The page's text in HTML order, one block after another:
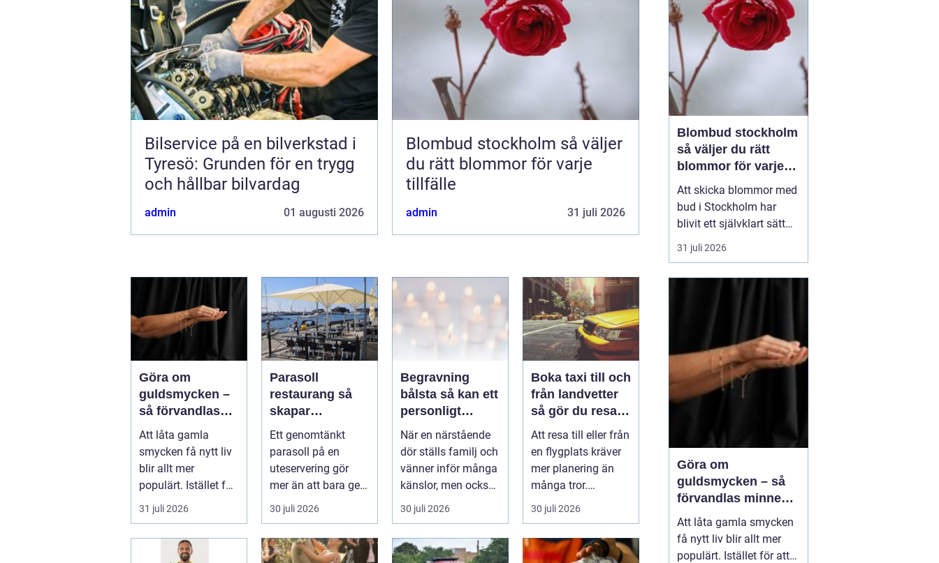
Bilservice på en bilverkstad i
Tyresö: Grunden för en trygg
och hållbar bilvardag
admin 01 augusti 2026
Blombud stockholm så väljer
du rätt blommor för varje
tillfälle
admin 31 juli 2026
Göra om
guldsmycken –
så förvandlas
minnen till nya
favoriter
Att låta gamla
smycken få nytt liv
blir allt mer
populärt. Istället för
a...
31 juli 2026
Parasoll
restaurang så
skapar
uteserveringen
rätt känsla året
runt
Ett genomtänkt
parasoll på en
uteservering gör
mer än att bara ge
skugga. Det
påverkar hur länge
gäs...
30 juli 2026
Begravning
bålsta så kan ett
personligt
avsked formas
När en närstående
dör ställs familj och
vänner inför många
känslor, men också
praktiska beslut. En
b...
30 juli 2026
Boka taxi till och
från landvetter
så gör du resan
trygg och
smidig
Att resa till eller från
en flygplats kräver
mer planering än
många tror.
Flygtider, packning,
säker...
30 juli 2026
Blombud stockholm
så väljer du rätt
blommor för varje
tillfälle
Att skicka blommor med
bud i Stockholm har
blivit ett självklart sätt
att visa omtanke, fira
stora händelser eller
svårt att formulera i ord.
sekunder, oavsett om
mottagaren befinner sig
på konto...
31 juli 2026
Göra om
guldsmycken – så
förvandlas minnen
till nya favoriter
Att låta gamla smycken
få nytt liv blir allt mer
populärt. Istället för att